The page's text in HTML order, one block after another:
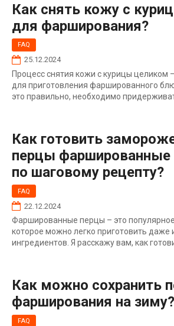
Как снять кожу с
для фарширования?
FAQ
25.12.2024
Процесс снятия кожи с курицы целиком
для приготовления фаршированного
это правильно, необходимо
Как готовить
перцы фаршированные
по шаговому рецепту?
FAQ
22.12.2024
Фаршированные перцы – это
которое можно легко приготовить
ингредиентов. Я расскажу вам, как
Как можно сохранить
фарширования на зиму?
FAQ